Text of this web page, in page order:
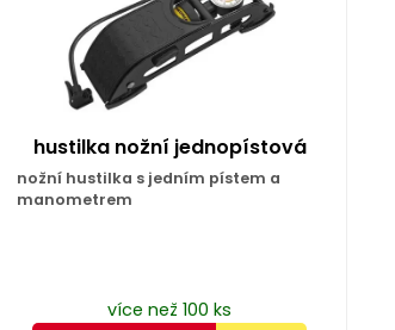
hustilka nožní jednopístová
nožní hustilka s jedním pístem a
manometrem
více než 100 ks